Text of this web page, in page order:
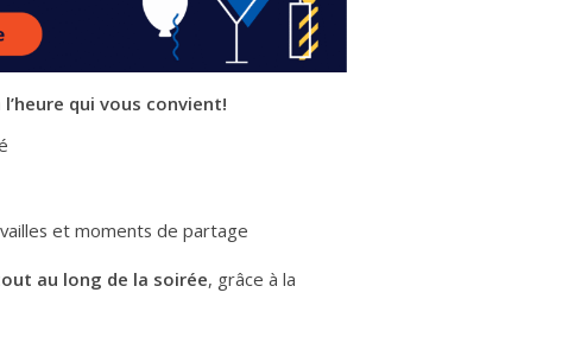
qui vous convient!
et moments de partage
au long de la soirée, grâce à la